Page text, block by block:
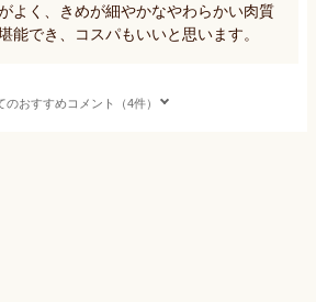
よく、きめが細やかなやわらかい肉質
能でき、コスパもいいと思います。
のおすすめコメント（4件）